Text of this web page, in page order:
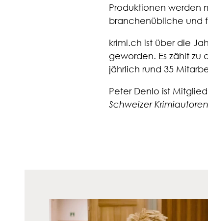
Produktionen werden
branchenübliche und
krimi.ch ist über die
geworden. Es zählt
jährlich rund 35
Peter Denlo ist
Schweizer Krimiautoren